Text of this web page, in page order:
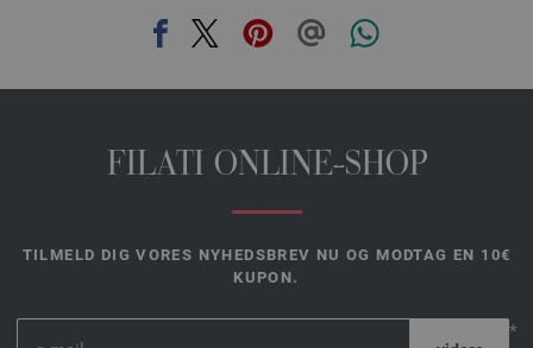
FILATI ONLINE-SHOP
TILMELD DIG VORES NYHEDSBREV NU OG MODTAG EN 10€
KUPON.
*